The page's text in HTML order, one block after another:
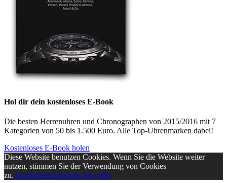
Hol dir dein kostenloses E-Book
Die besten Herrenuhren und Chronographen von 2015/2016 mit 7
Kategorien von 50 bis 1.500 Euro. Alle Top-Uhrenmarken dabei!
Kostenloses E-Book holen
Diese Website benutzen Cookies. Wenn Sie die Website weiter
nutzen, stimmen Sie der Verwendung von Cookies
zu.AkzeptierenErfahren Sie mehr